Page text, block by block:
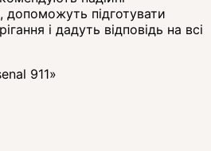
допоможуть підготувати
і дадуть відповідь на всі
911»